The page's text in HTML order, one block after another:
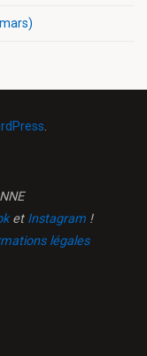
.
et Instagram !
légales